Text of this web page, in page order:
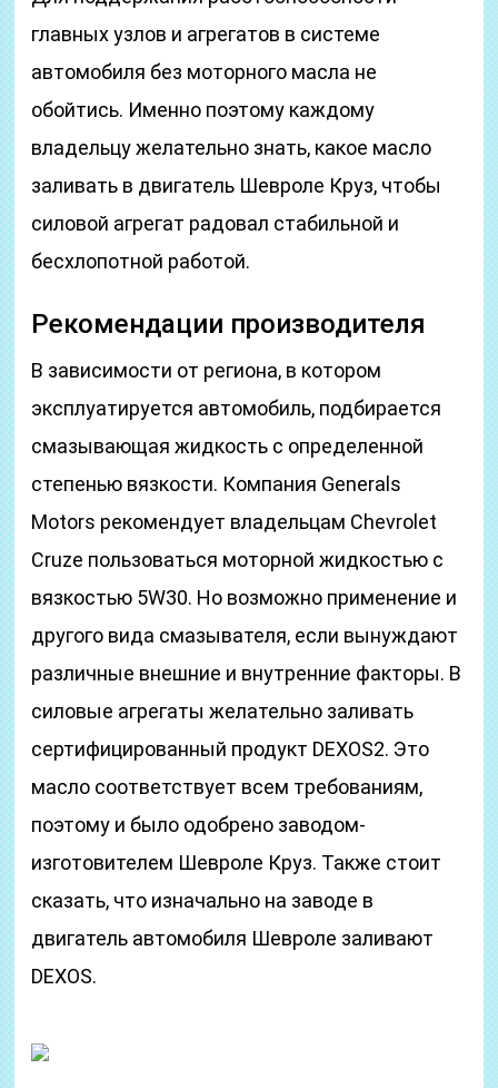
главных узлов и агрегатов в системе
автомобиля без моторного масла не
обойтись. Именно поэтому каждому
владельцу желательно знать, какое масло
заливать в двигатель Шевроле Круз, чтобы
силовой агрегат радовал стабильной и
бесхлопотной работой.
Рекомендации производителя
В зависимости от региона, в котором
эксплуатируется автомобиль, подбирается
смазывающая жидкость с определенной
степенью вязкости. Компания Generals
Motors рекомендует владельцам Chevrolet
Cruze пользоваться моторной жидкостью с
вязкостью 5W30. Но возможно применение и
другого вида смазывателя, если вынуждают
различные внешние и внутренние факторы. В
силовые агрегаты желательно заливать
сертифицированный продукт DEXOS2. Это
масло соответствует всем требованиям,
поэтому и было одобрено заводом-
изготовителем Шевроле Круз. Также стоит
сказать, что изначально на заводе в
двигатель автомобиля Шевроле заливают
DEXOS.